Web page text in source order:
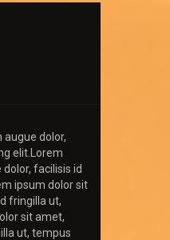
augue dolor,
elit.Lorem
facilisis id
ipsum dolor sit
fringilla ut,
sit amet,
ut, tempus